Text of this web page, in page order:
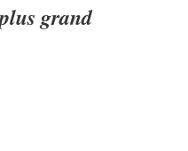
grand